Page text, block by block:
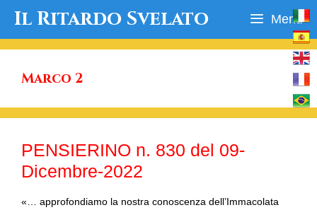
Il Ritardo Svelato Menu
Marco 2
PENSIERINO n. 830 del 09-
Dicembre-2022
«… approfondiamo la nostra conoscenza dell’Immacolata